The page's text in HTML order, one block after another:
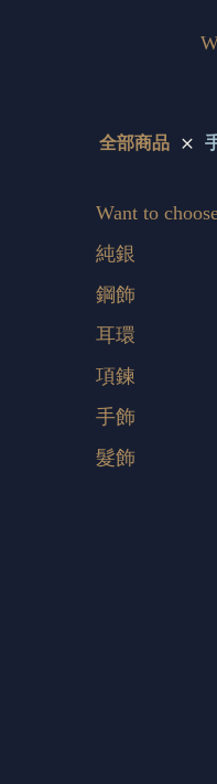
全部商品
Want to
純銀
鋼飾
耳環
項鍊
手飾
髮飾